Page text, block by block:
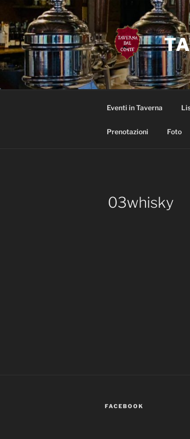
contenuto
Eventi in Taverna
Prenotazioni Foto
03whisky
FACEBOOK